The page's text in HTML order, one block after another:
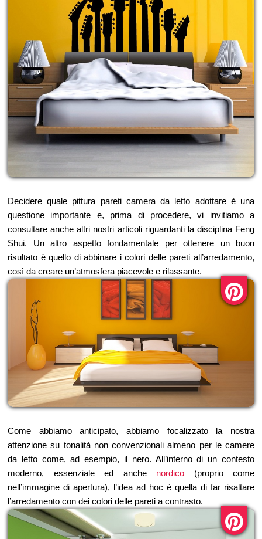
Decidere quale pittura pareti camera da letto adottare è una
questione importante e, prima di procedere, vi invitiamo a
consultare anche altri nostri articoli riguardanti la disciplina Feng
Shui. Un altro aspetto fondamentale per ottenere un buon
risultato è quello di abbinare i colori delle pareti all’arredamento,
così da creare un’atmosfera piacevole e rilassante.
Come abbiamo anticipato, abbiamo focalizzato la nostra
attenzione su tonalità non convenzionali almeno per le camere
da letto come, ad esempio, il nero. All’interno di un contesto
moderno, essenziale ed anche nordico (proprio come
nell’immagine di apertura), l’idea ad hoc è quella di far risaltare
l’arredamento con dei colori delle pareti a contrasto.